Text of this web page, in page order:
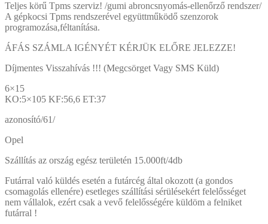
Teljes körű Tpms szerviz! /gumi abroncsnyomás-ellenőrző rendszer/
A gépkocsi Tpms rendszerével együttműködő szenzorok
programozása,féltanítása.
ÁFÁS SZÁMLA IGÉNYÉT KÉRJÜK ELŐRE JELEZZE!
Díjmentes Visszahívás !!! (Megcsörget Vagy SMS Küld)
6×15
KO:5×105 KF:56,6 ET:37
azonosító/61/
Opel
Szállítás az ország egész területén 15.000ft/4db
Futárral való küldés esetén a futárcég által okozott (a gondos
csomagolás ellenére) esetleges szállítási sérülésekért felelősséget
nem vállalok, ezért csak a vevő felelősségére küldöm a felniket
futárral !